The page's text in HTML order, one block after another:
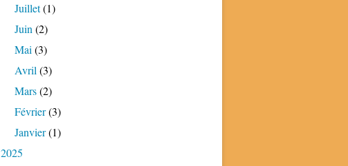
Juillet(1)
Juin (2)
Mai (3)
Avril (3)
Mars(2)
Février(3)
Janvier(1)
2025